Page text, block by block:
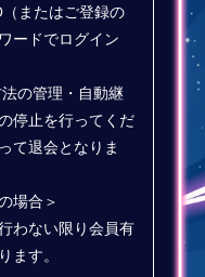
またはご登録の
ードでログイン
の管理・自動継
停止を行ってくだ
て退会となりま
場合＞
わない限り会員有
ます。